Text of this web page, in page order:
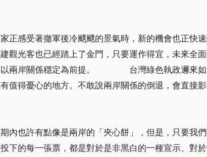
正感受著撤軍後冷颼颼的景氣時，新的機會也正快
觀光客也已經踏上了金門，只要運作得宜，未來全
以兩岸關係穩定為前提。 台灣綠色執政邇來如
值得憂心的地方。不敢說兩岸關係的倒退，會直接
也許有點像是兩岸的「夾心餅」，但是，只要我
下的每一張票，都是對於是非黑白的一種宣示、對